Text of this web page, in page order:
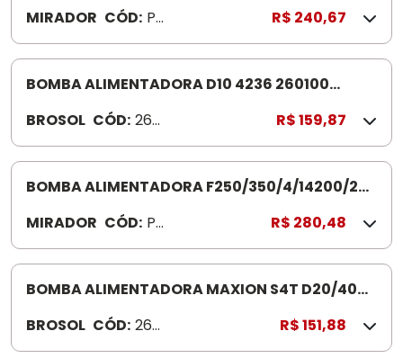
MIRADOR CÓD: P
D1
10
R$ 240,67
BOMBA ALIMENTADORA D10 4236 260100
BROSOL CÓD: 260
100
R$ 159,87
BOMBA ALIMENTADORA F250/350/4/14200/220
MIRADOR CÓD: P
D
26
4
R$ 280,48
BOMBA ALIMENTADORA MAXION S4T D20/40
BROSOL CÓD: 260
900
R$ 151,88